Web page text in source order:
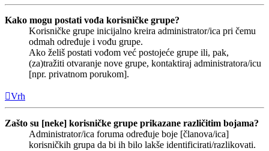
Kako mogu postati vođa korisničke grupe?
Korisničke grupe inicijalno kreira administrator/ica pri čemu
odmah određuje i vođu grupe.
Ako želiš postati vođom već postojeće grupe ili, pak,
(za)tražiti otvaranje nove grupe, kontaktiraj administratora/icu
[npr. privatnom porukom].
Vrh
Zašto su [neke] korisničke grupe prikazane različitim bojama?
Administrator/ica foruma određuje boje [članova/ica]
korisničkih grupa da bi ih bilo lakše identificirati/razlikovati.